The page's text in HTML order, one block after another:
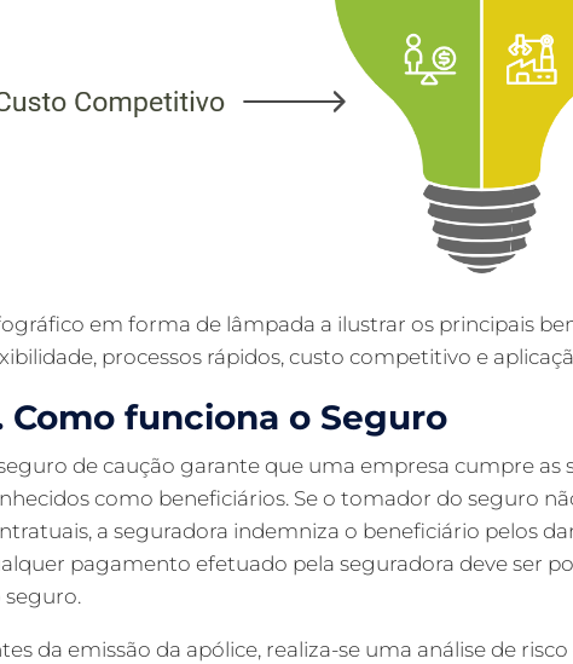
em forma de lâmpada a ilustrar os principais
processos rápidos, custo competitivo e
Como funciona o Seguro
de caução garante que uma empresa cumpre as
como beneficiários. Se o tomador do seguro
a seguradora indemniza o beneficiário pelos
pagamento efetuado pela seguradora deve ser
seguro.
da emissão da apólice, realiza-se uma análise de